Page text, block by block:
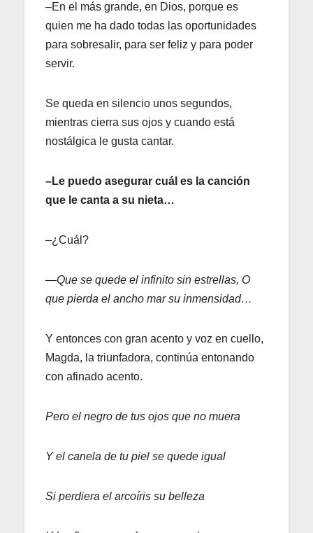
–En el más grande, en Dios, porque es
quien me ha dado todas las oportunidades
para sobresalir, para ser feliz y para poder
servir.
Se queda en silencio unos segundos,
mientras cierra sus ojos y cuando está
nostálgica le gusta cantar.
–Le puedo asegurar cuál es la canción
que le canta a su nieta…
–¿Cuál?
—Que se quede el infinito sin estrellas, O
que pierda el ancho mar su inmensidad…
Y entonces con gran acento y voz en cuello,
Magda, la triunfadora, continúa entonando
con afinado acento.
Pero el negro de tus ojos que no muera
Y el canela de tu piel se quede igual
Si perdiera el arcoíris su belleza